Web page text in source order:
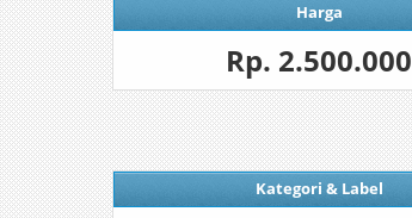
Harga
Rp. 2.500.000
Kategori & Label